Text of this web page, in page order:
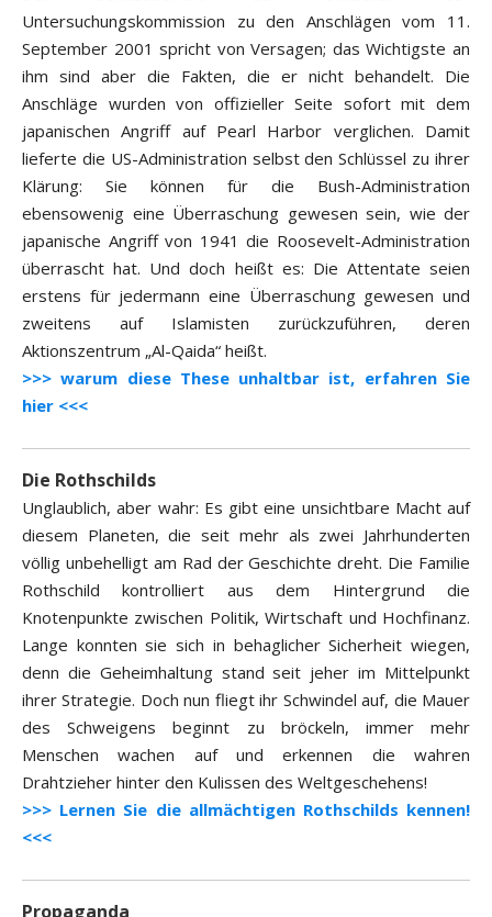
Untersuchungskommission zu den Anschlägen vom 11.
September 2001 spricht von Versagen; das Wichtigste an
ihm sind aber die Fakten, die er nicht behandelt. Die
Anschläge wurden von offizieller Seite sofort mit dem
japanischen Angriff auf Pearl Harbor verglichen. Damit
lieferte die US-Administration selbst den Schlüssel zu ihrer
Klärung: Sie können für die Bush-Administration
ebensowenig eine Überraschung gewesen sein, wie der
japanische Angriff von 1941 die Roosevelt-Administration
überrascht hat. Und doch heißt es: Die Attentate seien
erstens für jedermann eine Überraschung gewesen und
zweitens auf Islamisten zurückzuführen, deren
Aktionszentrum „Al-Qaida“ heißt.
>>> warum diese These unhaltbar ist, erfahren Sie
hier <<<
Die Rothschilds
Unglaublich, aber wahr: Es gibt eine unsichtbare Macht auf
diesem Planeten, die seit mehr als zwei Jahrhunderten
völlig unbehelligt am Rad der Geschichte dreht. Die Familie
Rothschild kontrolliert aus dem Hintergrund die
Knotenpunkte zwischen Politik, Wirtschaft und Hochfinanz.
Lange konnten sie sich in behaglicher Sicherheit wiegen,
denn die Geheimhaltung stand seit jeher im Mittelpunkt
ihrer Strategie. Doch nun fliegt ihr Schwindel auf, die Mauer
des Schweigens beginnt zu bröckeln, immer mehr
Menschen wachen auf und erkennen die wahren
Drahtzieher hinter den Kulissen des Weltgeschehens!
>>> Lernen Sie die allmächtigen Rothschilds kennen!
<<<
Propaganda